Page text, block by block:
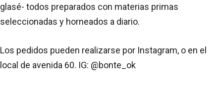
glasé- todos preparados con materias primas
seleccionadas y horneados a diario.
Los pedidos pueden realizarse por Instagram, o en el
local de avenida 60. IG: @bonte_ok